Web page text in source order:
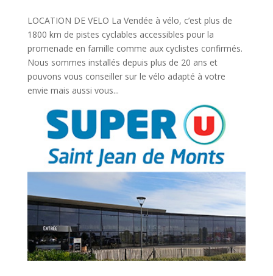
LOCATION DE VELO La Vendée à vélo, c’est plus de
1800 km de pistes cyclables accessibles pour la
promenade en famille comme aux cyclistes confirmés.
Nous sommes installés depuis plus de 20 ans et
pouvons vous conseiller sur le vélo adapté à votre
envie mais aussi vous...